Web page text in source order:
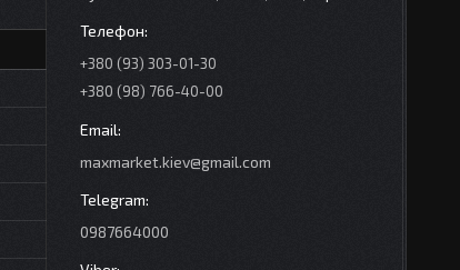
+380 (93) 303-01-30
+380 (98) 766-40-00
maxmarket.kiev@gmail.com
0987664000